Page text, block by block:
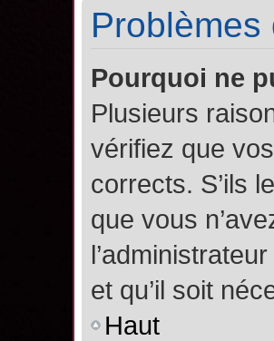
Problèmes
Pourquoi ne
Plusieurs
vérifiez que
corrects. S’ils
que vous
et qu’il soit
Haut